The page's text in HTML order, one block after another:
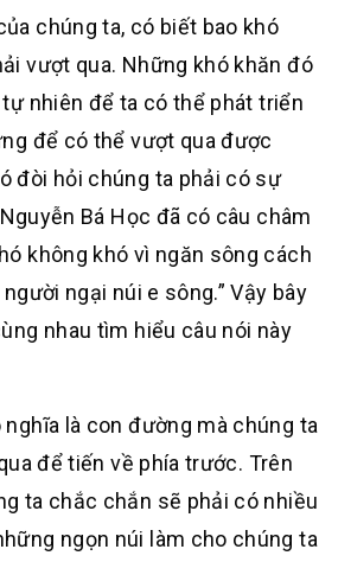
chúng ta, có biết bao khó
vượt qua. Những khó khăn đó
nhiên để ta có thể phát triển
để có thể vượt qua được
đòi hỏi chúng ta phải có sự
Bá Học đã có câu châm
không khó vì ngăn sông cách
ngại núi e sông.” Vậy bây
nhau tìm hiểu câu nói này
là con đường mà chúng ta
để tiến về phía trước. Trên
ta chắc chắn sẽ phải có nhiều
ngọn núi làm cho chúng ta